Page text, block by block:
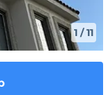
1 /11